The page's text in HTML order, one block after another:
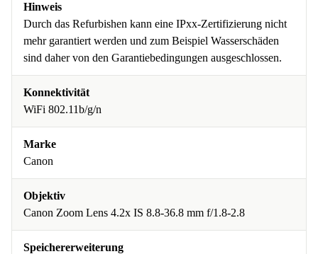
Hinweis
Durch das Refurbishen kann eine IPxx-Zertifizierung nicht
mehr garantiert werden und zum Beispiel Wasserschäden
sind daher von den Garantiebedingungen ausgeschlossen.
Konnektivität
WiFi 802.11b/g/n
Marke
Canon
Objektiv
Canon Zoom Lens 4.2x IS 8.8-36.8 mm f/1.8-2.8
Speichererweiterung